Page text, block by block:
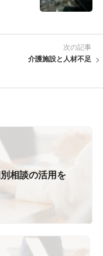
次の記事
介護施設と人材不足
相談の活用を